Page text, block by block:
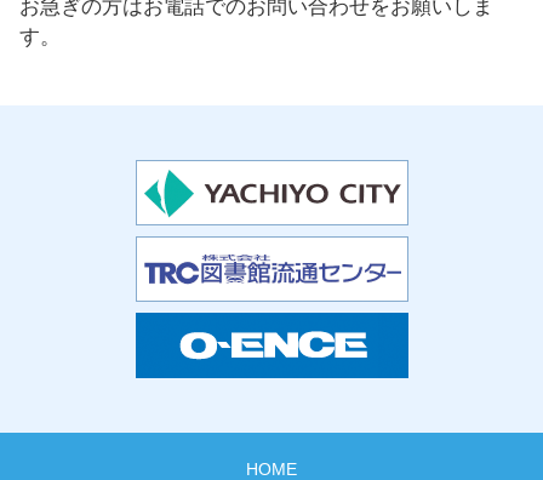
お急ぎの方はお電話でのお問い合わせをお願いしま
す。
HOME